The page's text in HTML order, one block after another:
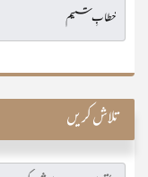
تلاش کریں